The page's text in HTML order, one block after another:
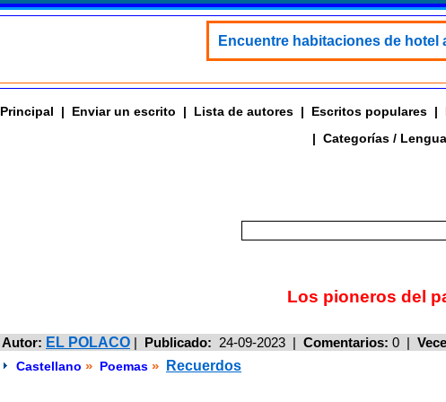
Encuentre habitaciones de hotel
Principal | Enviar un escrito | Lista de autores | Escritos populares |
| Categorías / Lengua
Los pioneros del
Autor: EL POLACO | Publicado: 24-09-2023 | Comentarios: 0 |
Castellano » Poemas » Recuerdos